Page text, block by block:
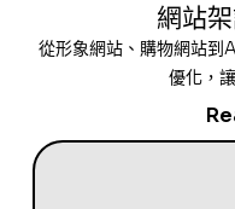
網站
從形象網站、購物網站到
優化，